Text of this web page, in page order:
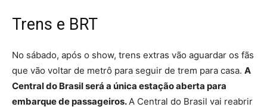
Trens e BRT
No sábado, após o show, trens extras vão aguardar os fãs
que vão voltar de metrô para seguir de trem para casa. A
Central do Brasil será a única estação aberta para
embarque de passageiros.A Central do Brasil vai reabrir